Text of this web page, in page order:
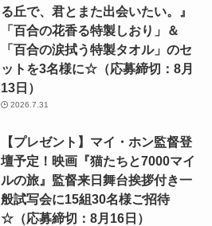
る丘で、君とまた出会いたい。』
「百合の花香る特製しおり」＆
「百合の涙拭う特製タオル」のセ
ットを3名様に☆（応募締切：8月
13日）
2026.7.31
【プレゼント】マイ・ホン監督登
壇予定！映画『猫たちと7000マイ
ルの旅』監督来日舞台挨拶付き一
般試写会に15組30名様ご招待
☆（応募締切：8月16日）